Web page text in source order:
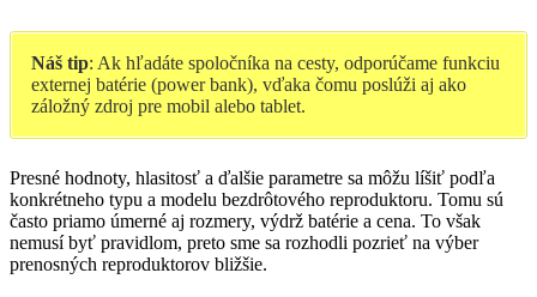
Náš tip: Ak hľadáte spoločníka na cesty, odporúčame funkciu
externej batérie (power bank), vďaka čomu poslúži aj ako
záložný zdroj pre mobil alebo tablet.
Presné hodnoty, hlasitosť a ďalšie parametre sa môžu líšiť podľa
konkrétneho typu a modelu bezdrôtového reproduktoru. Tomu sú
často priamo úmerné aj rozmery, výdrž batérie a cena. To však
nemusí byť pravidlom, preto sme sa rozhodli pozrieť na výber
prenosných reproduktorov bližšie.